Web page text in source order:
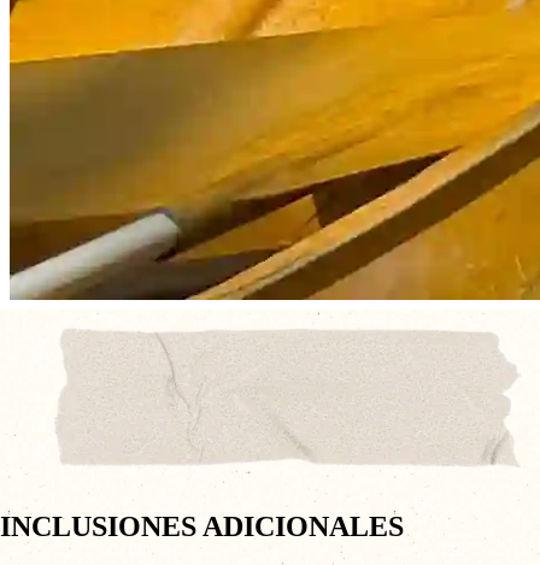
INCLUSIONES ADICIONALES